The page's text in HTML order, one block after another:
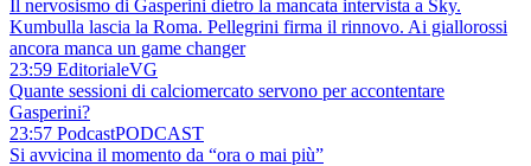
Il nervosismo di Gasperini dietro la mancata intervista a Sky.
Kumbulla lascia la Roma. Pellegrini firma il rinnovo. Ai giallorossi
ancora manca un game changer
23:59 EditorialeVG
Quante sessioni di calciomercato servono per accontentare
Gasperini?
23:57 PodcastPODCAST
Si avvicina il momento da “ora o mai più”